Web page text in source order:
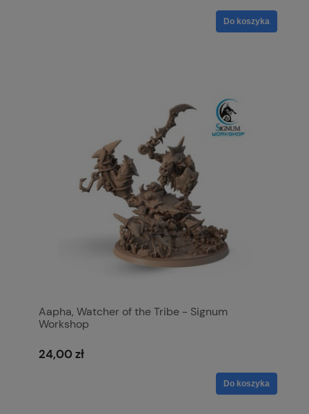
Do koszyka
Aapha, Watcher of the Tribe - Signum
Workshop
24,00 zł
Do koszyka